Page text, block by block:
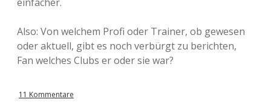
Also: Von welchem Profi oder Trainer, ob gewesen
oder aktuell, gibt es noch verbürgt zu berichten,
Fan welches Clubs er oder sie war?
11 Kommentare